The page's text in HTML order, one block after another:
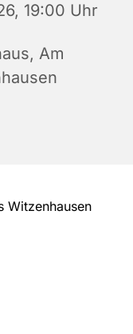
19:00 Uhr
Am
Witzenhausen